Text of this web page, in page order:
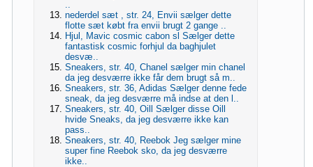
nederdel sæt , str. 24, Envii sælger dette
flotte sæt købt fra envii brugt 2 gange ..
Hjul, Mavic cosmic cabon sl Sælger dette
fantastisk cosmic forhjul da baghjulet
desvæ..
Sneakers, str. 40, Chanel sælger min chanel
da jeg desværre ikke får dem brugt så m..
Sneakers, str. 36, Adidas Sælger denne fede
sneak, da jeg desværre må indse at den l..
Sneakers, str. 40, Oill Sælger disse Oill
hvide Sneaks, da jeg desværre ikke kan
pass..
Sneakers, str. 40, Reebok Jeg sælger mine
super fine Reebok sko, da jeg desværre
ikke..